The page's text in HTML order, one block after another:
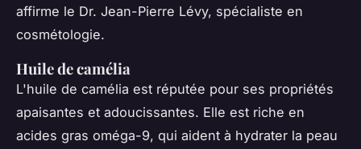
affirme le Dr. Jean-Pierre Lévy, spécialiste en
cosmétologie.
Huile de camélia
L'huile de camélia est réputée pour ses propriétés
apaisantes et adoucissantes. Elle est riche en
acides gras oméga-9, qui aident à hydrater la peau